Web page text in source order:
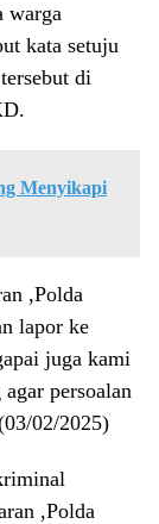
warga
kata setuju
di
Menyikapi
,Polda
lapor ke
juga kami
persoalan
02/2025)
,Polda